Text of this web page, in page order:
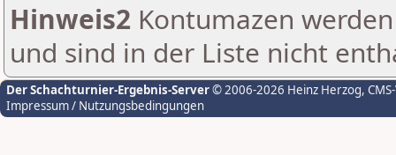
Hinweis2 Kontumazen
und sind in der Liste nicht
Der Schachturnier-Ergebnis-Server© 2006-2026 Heinz Herzog,
Impressum / Nutzungsbedingungen